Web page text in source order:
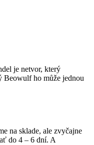
je netvor, který
Beowulf ho může jednou
na sklade, ale zvyčajne
do 4 – 6 dní. A